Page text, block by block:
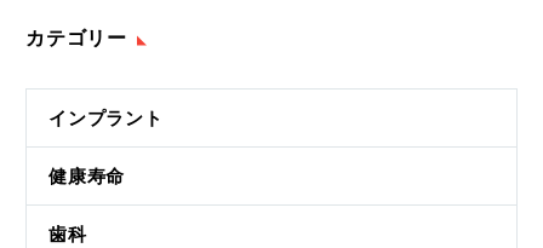
カテゴリー
インプラント
健康寿命
歯科